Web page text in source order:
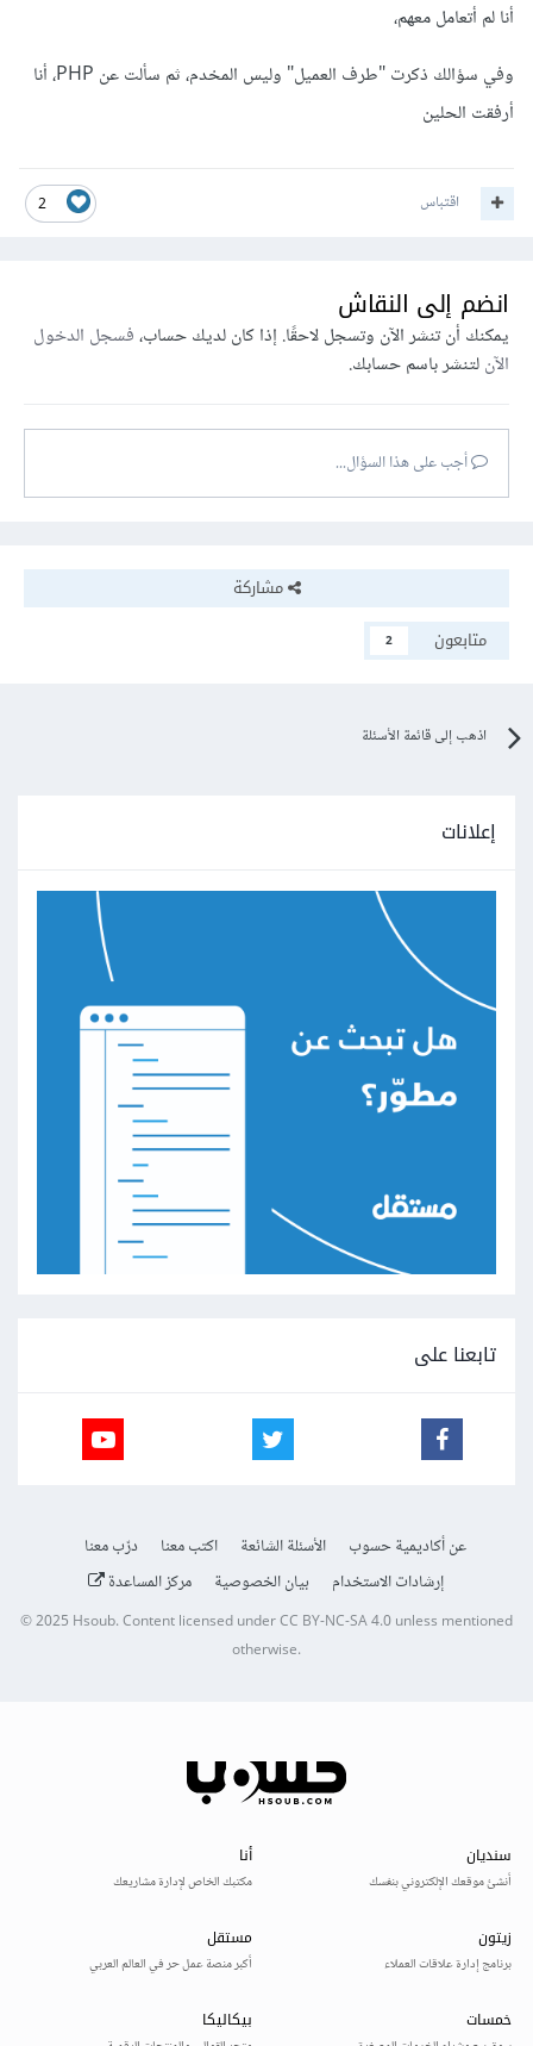
أنا لم أتعامل معهم،
وفي سؤالك ذكرت "طرف العميل" وليس المخدم، ثم سألت عن PHP، أنا
أرفقت الحلين
2 اقتباس
انضم إلى النقاش
يمكنك أن تنشر الآن وتسجل لاحقًا. إذا كان لديك حساب،فسجل الدخول
الآنلتنشر باسم حسابك.
أجب على هذا السؤال...
مشاركة
متابعون
2
اذهب إلى قائمة الأسئلة
إعلانات
تابعنا على
عن أكاديمية حسوب الأسئلة الشائعة اكتب معنا
درّب معنا
إرشادات الاستخدام
بيان الخصوصية مركز المساعدة
© 2025Hsoub.Content licensed underCC BY-NC-SA 4.0unless mentioned
otherwise.